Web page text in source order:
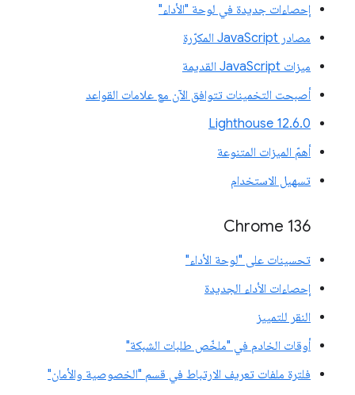
إحصاءات جديدة في لوحة "الأداء"
مصادر JavaScript المكرّرة
ميزات JavaScript القديمة
أصبحت التخمينات تتوافق الآن مع علامات القواعد
‫Lighthouse 12.6.0
أهمّ الميزات المتنوعة
تسهيل الاستخدام
Chrome 136
تحسينات على "لوحة الأداء"
إحصاءات الأداء الجديدة
النقر للتمييز
أوقات الخادم في "ملخّص طلبات الشبكة"
فلترة ملفات تعريف الارتباط في قسم "الخصوصية والأمان"